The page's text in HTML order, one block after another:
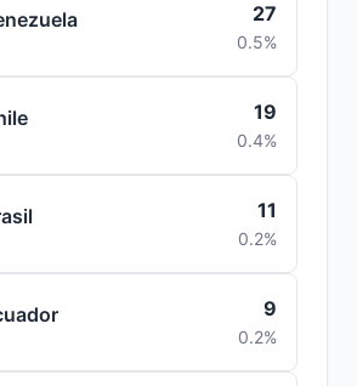
27
0.5%
19
0.4%
11
0.2%
9
0.2%